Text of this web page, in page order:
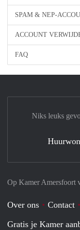
SPAM & NEP-
ACCOUNT
FAQ
Op Kamer Amersfoort
Over ons Contact
Gratis je Kamer
Niks leuks